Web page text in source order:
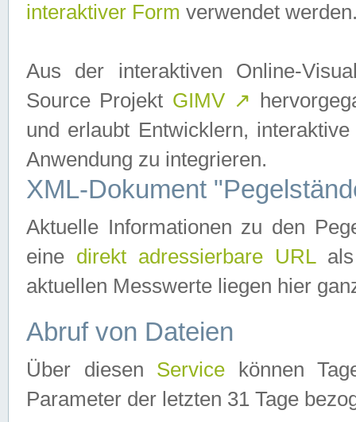
interaktiver Form verwendet
Aus der interaktiven Online-
Source Projekt GIMV ↗
und erlaubt Entwicklern,
Anwendung zu integrieren.
XML-Dokument
Aktuelle Informationen zu den
eine direkt adressierbare URLals
aktuellen Messwerte liegen hier
Abruf von Dateien
Über diesen Service können
Parameter der letzten 31 Tage